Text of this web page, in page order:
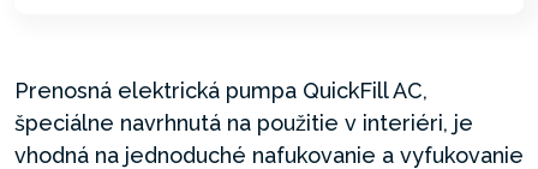
Prenosná elektrická pumpa QuickFill AC,
špeciálne navrhnutá na použitie v interiéri, je
vhodná na jednoduché nafukovanie a vyfukovanie